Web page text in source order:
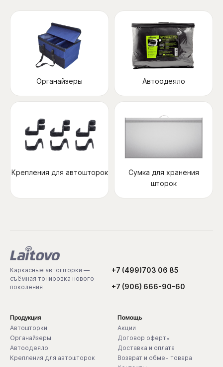
Органайзеры Автоодеяло
Крепления для автошторок
Сумка для хранения
шторок
Каркасные автошторки —
съёмная тонировка нового
поколения
+7 (499)703 06 85
+7 (906) 666-90-60
Продукция
Автошторки
Органайзеры
Автоодеяло
Крепления для автошторок
Помощь
Акции
Договор оферты
Доставка и оплата
Возврат и обмен товара